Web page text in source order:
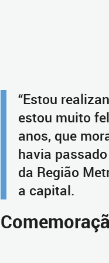
“Estou
estou muito
anos, que
havia
da Região
a capital.